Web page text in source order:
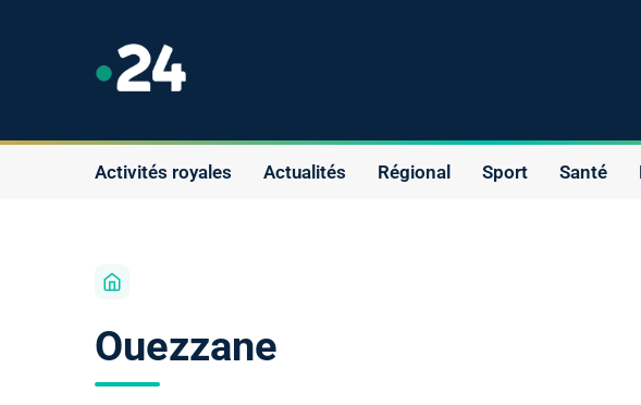
Activités royales Actualités Régional Sport Santé
Ouezzane